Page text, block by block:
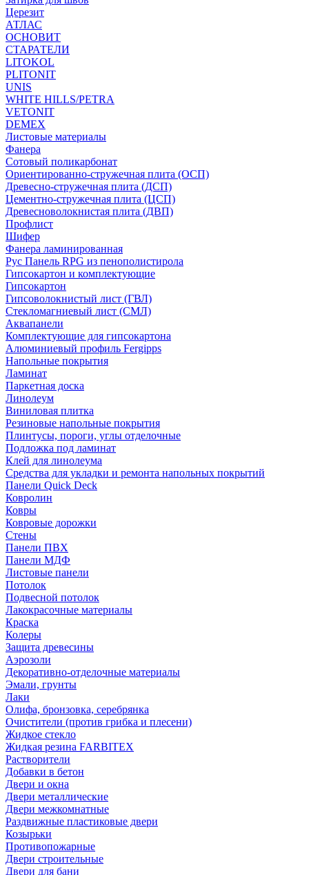
Церезит
АТЛАС
ОСНОВИТ
СТАРАТЕЛИ
LITOKOL
PLITONIT
UNIS
WHITE HILLS/PETRA
VETONIT
DEMEX
Листовые материалы
Фанера
Сотовый поликарбонат
Ориентированно-стружечная плита (ОСП)
Древесно-стружечная плита (ДСП)
Цементно-стружечная плита (ЦСП)
Древесноволокнистая плита (ДВП)
Профлист
Шифер
Фанера ламинированная
Рус Панель RPG из пенополистирола
Гипсокартон и комплектующие
Гипсокартон
Гипсоволокнистый лист (ГВЛ)
Стекломагниевый лист (СМЛ)
Аквапанели
Комплектующие для гипсокартона
Алюминиевый профиль Fergipps
Напольные покрытия
Ламинат
Паркетная доска
Линолеум
Виниловая плитка
Резиновые напольные покрытия
Плинтусы, пороги, углы отделочные
Подложка под ламинат
Клей для линолеума
Средства для укладки и ремонта напольных покрытий
Панели Quick Deck
Ковролин
Ковры
Ковровые дорожки
Стены
Панели ПВХ
Панели МДФ
Листовые панели
Потолок
Подвесной потолок
Лакокрасочные материалы
Краска
Колеры
Защита древесины
Аэрозоли
Декоративно-отделочные материалы
Эмали, грунты
Лаки
Олифа, бронзовка, серебрянка
Очистители (против грибка и плесени)
Жидкое стекло
Жидкая резина FARBITEX
Растворители
Добавки в бетон
Двери и окна
Двери металлические
Двери межкомнатные
Раздвижные пластиковые двери
Козырьки
Противопожарные
Двери строительные
Двери для бани